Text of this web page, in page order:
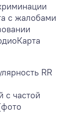
с жалобами
RR
с частой